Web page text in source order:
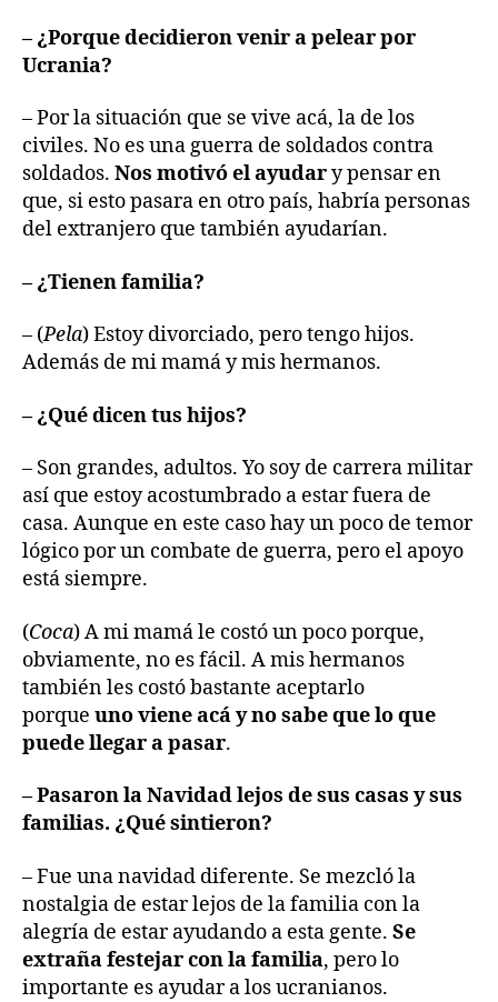
– ¿Porque decidieron venir a pelear por
Ucrania?
– Por la situación que se vive acá, la de los
civiles. No es una guerra de soldados contra
soldados. Nos motivó el ayudary pensar en
que, si esto pasara en otro país, habría personas
del extranjero que también ayudarían.
– ¿Tienen familia?
– (Pela) Estoy divorciado, pero tengo hijos.
Además de mi mamá y mis hermanos.
– ¿Qué dicen tus hijos?
– Son grandes, adultos. Yo soy de carrera militar
así que estoy acostumbrado a estar fuera de
casa. Aunque en este caso hay un poco de temor
lógico por un combate de guerra, pero el apoyo
está siempre.
(Coca) A mi mamá le costó un poco porque,
obviamente, no es fácil. A mis hermanos
también les costó bastante aceptarlo
porque uno viene acá y no sabe que lo que
puede llegar a pasar.
– Pasaron la Navidad lejos de sus casas y sus
familias. ¿Qué sintieron?
– Fue una navidad diferente. Se mezcló la
nostalgia de estar lejos de la familia con la
alegría de estar ayudando a esta gente. Se
extraña festejar con la familia, pero lo
importante es ayudar a los ucranianos.